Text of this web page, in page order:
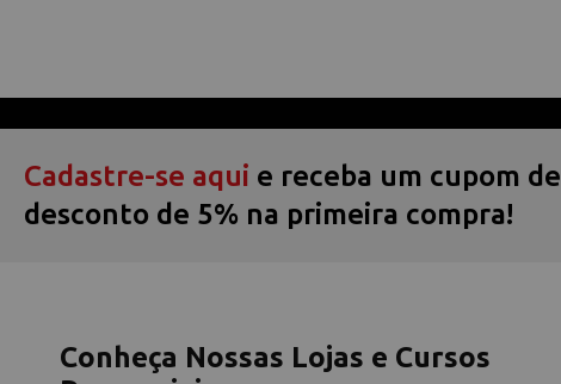
Cadastre-se aqui e receba um cupom de
desconto de 5% na primeira compra!
Conheça Nossas Lojas e Cursos